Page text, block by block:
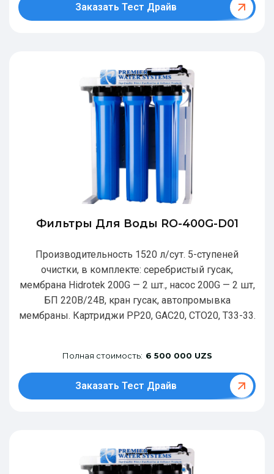
Заказать Тест Драйв
Фильтры Для Воды RO-400G-D01
Производительность 1520 л/сут. 5-ступеней
очистки, в комплекте: серебристый гусак,
мембрана Hidrotek 200G — 2 шт., насос 200G — 2 шт,
БП 220В/24В, кран гусак, автопромывка
мембраны. Картриджи РР20, GAC20, CTO20, T33-33.
Полная стоимость: 6 500 000 UZS
Заказать Тест Драйв